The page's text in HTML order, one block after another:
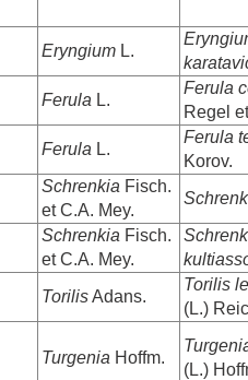
Eryngium L.
Ferula L.
Ferula
Regel
Ferula L.
Ferula
Korov.
Schrenkia Fisch.
et C.A. Mey.
Schrenkia Fisch.
et C.A. Mey.
TorilisAdans.
Torilis
(L.)
Turgenia Hoffm.
(L.)